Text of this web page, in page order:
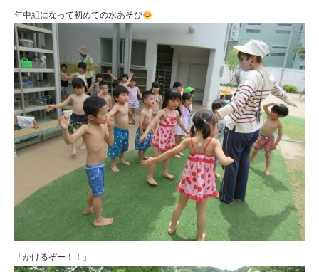
年中組になって初めての水あそび
「かけるぞー！！」